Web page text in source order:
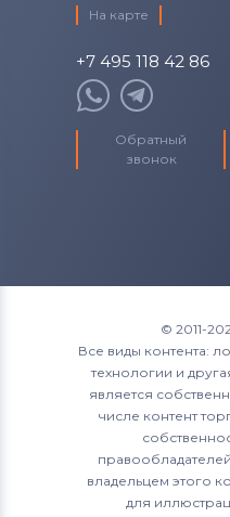
На карте
+7 495 118 42 86
Обратный
звонок
© 2011-
Все виды контента:
технологии и
является
числе контент
владельцем этого
для